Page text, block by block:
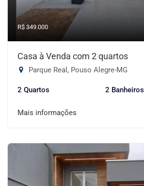
R$ 349.000
Casa à Venda com 2 quartos
Parque Real, Pouso Alegre-MG
2 Quartos 2 Banheiros
Mais informações